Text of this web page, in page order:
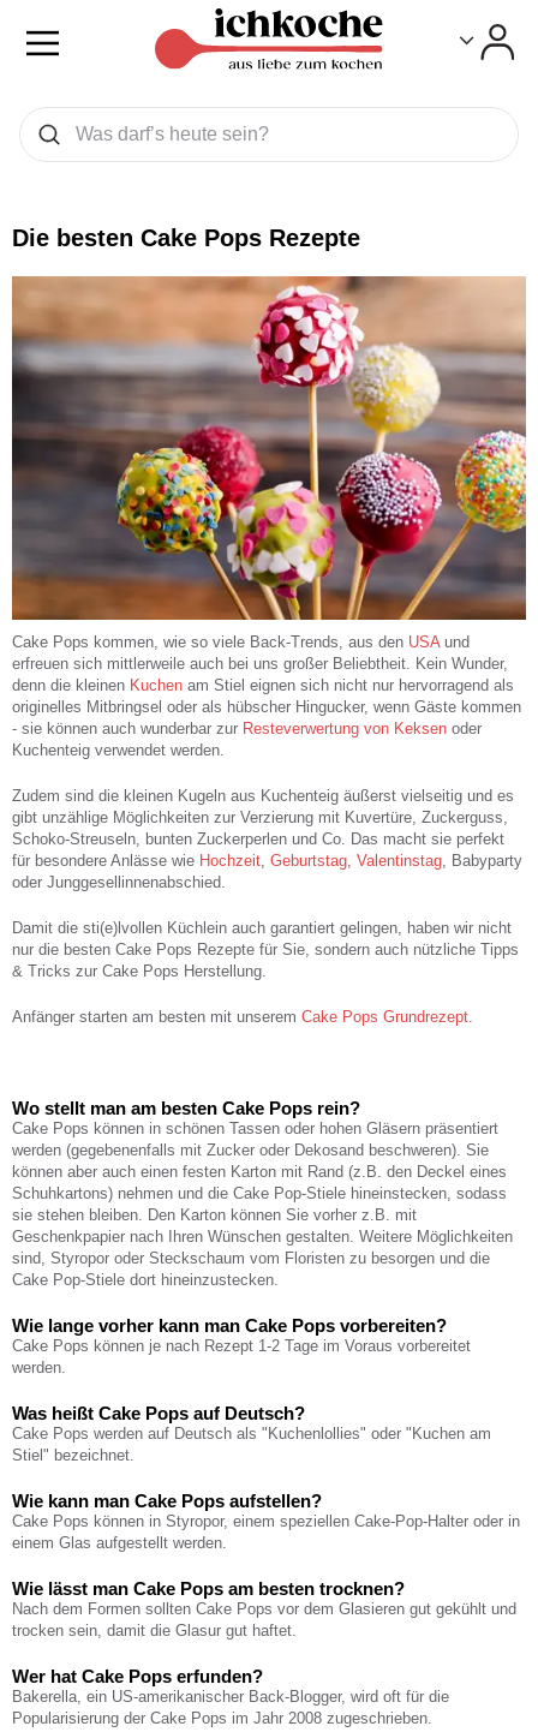
Was wollen Sie suchen
Suchen
Die besten Cake Pops Rezepte
Cake Pops kommen, wie so viele Back-Trends, aus den USA und
erfreuen sich mittlerweile auch bei uns großer Beliebtheit. Kein Wunder,
denn die kleinen Kuchen am Stiel eignen sich nicht nur hervorragend als
originelles Mitbringsel oder als hübscher Hingucker, wenn Gäste kommen
- sie können auch wunderbar zur Resteverwertung von Keksen oder
Kuchenteig verwendet werden.
Zudem sind die kleinen Kugeln aus Kuchenteig äußerst vielseitig und es
gibt unzählige Möglichkeiten zur Verzierung mit Kuvertüre, Zuckerguss,
Schoko-Streuseln, bunten Zuckerperlen und Co. Das macht sie perfekt
für besondere Anlässe wie Hochzeit Geburtstag Valentinstag , Babyparty
oder Junggesellinnenabschied.
Damit die sti(e)lvollen Küchlein auch garantiert gelingen, haben wir nicht
nur die besten Cake Pops Rezepte für Sie, sondern auch nützliche Tipps
& Tricks zur Cake Pops Herstellung.
Anfänger starten am besten mit unserem Cake Pops Grundrezept.
Wo stellt man am besten Cake Pops rein?
Cake Pops können in schönen Tassen oder hohen Gläsern präsentiert
werden (gegebenenfalls mit Zucker oder Dekosand beschweren). Sie
können aber auch einen festen Karton mit Rand (z.B. den Deckel eines
Schuhkartons) nehmen und die Cake Pop-Stiele hineinstecken, sodass
sie stehen bleiben. Den Karton können Sie vorher z.B. mit
Geschenkpapier nach Ihren Wünschen gestalten. Weitere Möglichkeiten
sind, Styropor oder Steckschaum vom Floristen zu besorgen und die
Cake Pop-Stiele dort hineinzustecken.
Wie lange vorher kann man Cake Pops vorbereiten?
Cake Pops können je nach Rezept 1-2 Tage im Voraus vorbereitet
werden.
Was heißt Cake Pops auf Deutsch?
Cake Pops werden auf Deutsch als "Kuchenlollies" oder "Kuchen am
Stiel" bezeichnet.
Wie kann man Cake Pops aufstellen?
Cake Pops können in Styropor, einem speziellen Cake-Pop-Halter oder in
einem Glas aufgestellt werden.
Wie lässt man Cake Pops am besten trocknen?
Nach dem Formen sollten Cake Pops vor dem Glasieren gut gekühlt und
trocken sein, damit die Glasur gut haftet.
Wer hat Cake Pops erfunden?
Bakerella, ein US-amerikanischer Back-Blogger, wird oft für die
Popularisierung der Cake Pops im Jahr 2008 zugeschrieben.